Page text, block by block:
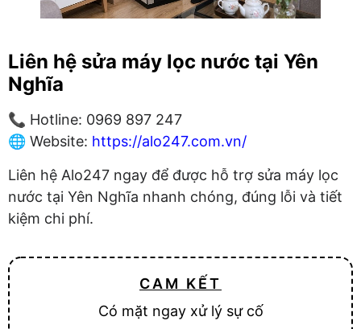
Liên hệ sửa máy lọc nước tại Yên
Nghĩa
📞 Hotline: 0969 897 247
🌐 Website: https://alo247.com.vn/
Liên hệ Alo247 ngay để được hỗ trợ sửa máy lọc
nước tại Yên Nghĩa nhanh chóng, đúng lỗi và tiết
kiệm chi phí.
CAM KẾT
Có mặt ngay xử lý sự cố